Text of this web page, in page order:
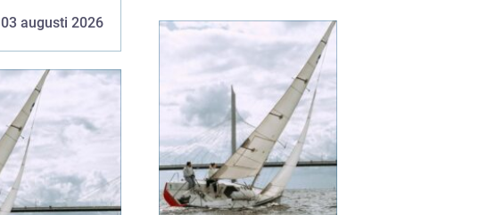
03 augusti 2026
på några millimeter i
början kan växa till dyra
problem längre fram.
Därför väljer många
yrkesproffs moderna
instrument02 augusti
2026